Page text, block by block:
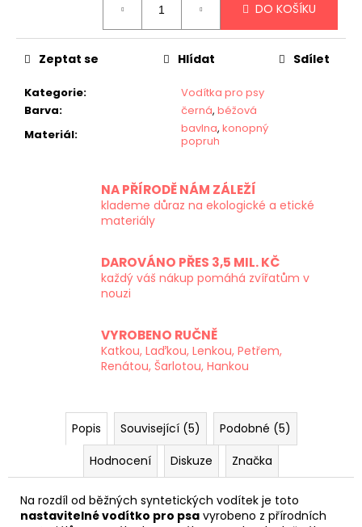
DO KOŠÍKU
Kategorie:
Vodítka pro psy
Barva: černá, béžová
Materiál: bavlna, konopný
popruh
Zeptat se Hlídat Sdílet
NA PŘÍRODĚ NÁM ZÁLEŽÍ
klademe důraz na ekologické a etické
materiály
DAROVÁNO PŘES 3,5 MIL. KČ
každý váš nákup pomáhá zvířatům v
nouzi
VYROBENO RUČNĚ
Katkou, Laďkou, Lenkou, Petřem,
Renátou, Šarlotou, Hankou
Popis Související (5)
Podobné (5)
Hodnocení
Diskuze Značka
Na rozdíl od běžných syntetických vodítek je toto
nastavitelné vodítko pro psa vyrobeno z přírodních